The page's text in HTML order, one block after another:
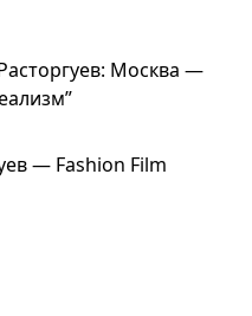
Москва —
”
— Fashion Film